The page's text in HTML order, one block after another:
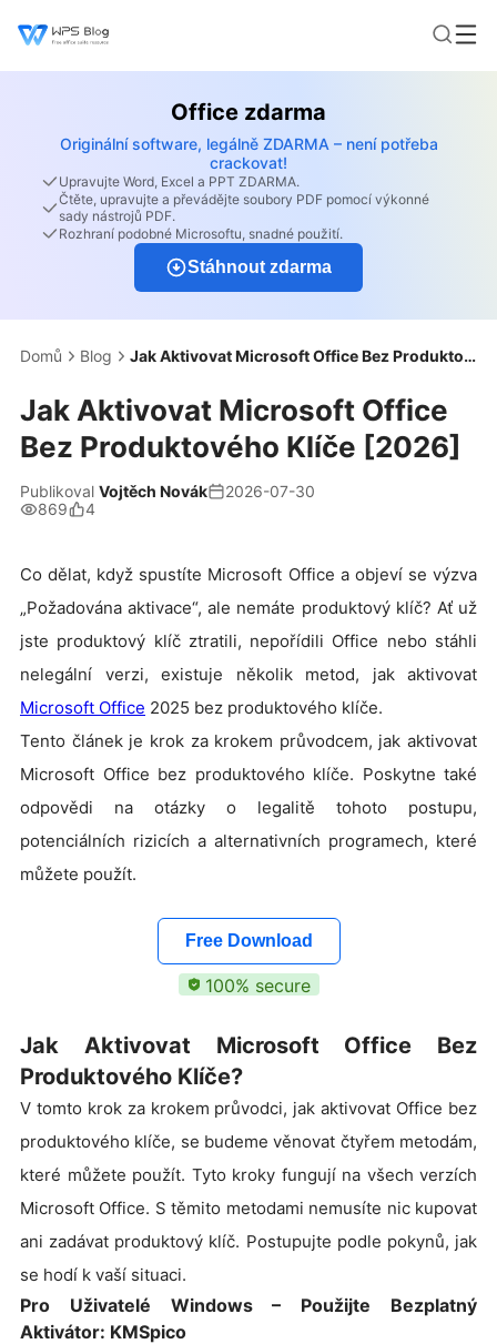
Office zdarma
Originální software, legálně ZDARMA – není potřeba
crackovat!
Upravujte Word, Excel a PPT ZDARMA.
Čtěte, upravujte a převádějte soubory PDF pomocí výkonné
sady nástrojů PDF.
Rozhraní podobné Microsoftu, snadné použití.
Stáhnout zdarma
Domů Blog Jak Aktivovat Microsoft Office Bez Produktového Klíče [2026]
Jak Aktivovat Microsoft Office
Bez Produktového Klíče [2026]
Publikoval Vojtěch Novák
2026-07-30
869
4
Co dělat, když spustíte Microsoft Office a objeví se výzva
„Požadována aktivace“, ale nemáte produktový klíč? Ať už
jste produktový klíč ztratili, nepořídili Office nebo stáhli
nelegální verzi, existuje několik metod, jak aktivovat
Microsoft Office 2025 bez produktového klíče.
Tento článek je krok za krokem průvodcem, jak aktivovat
Microsoft Office bez produktového klíče. Poskytne také
odpovědi na otázky o legalitě tohoto postupu,
potenciálních rizicích a alternativních programech, které
můžete použít.
Free Download
100% secure
Jak Aktivovat Microsoft Office Bez
Produktového Klíče?
V tomto krok za krokem průvodci, jak aktivovat Office bez
produktového klíče, se budeme věnovat čtyřem metodám,
které můžete použít. Tyto kroky fungují na všech verzích
Microsoft Office. S těmito metodami nemusíte nic kupovat
ani zadávat produktový klíč. Postupujte podle pokynů, jak
se hodí k vaší situaci.
Pro Uživatelé Windows – Použijte Bezplatný
Aktivátor: KMSpico